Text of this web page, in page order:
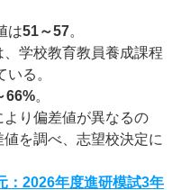
は51～57。
学校教育教員養成課程
いる。
66%。
り偏差値が異なるの
を調べ、志望校決定に
：2026年度進研模試3年